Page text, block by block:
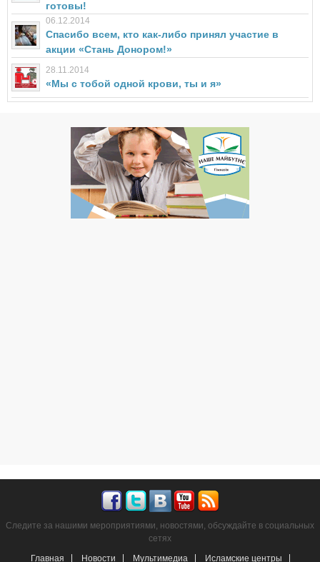
готовы!
06.12.2014
Спасибо всем, кто как-либо принял участие в
акции «Стань Донором!»
28.11.2014
«Мы с тобой одной крови, ты и я»
Следите за нашими мероприятиями, новостями, обсуждайте в социальных
сетях
Главная
Новости Мультимедиа Исламские центры